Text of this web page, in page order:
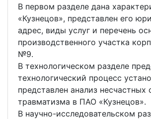
В первом разделе дана
«Кузнецов», представлен его
адрес, виды услуг и перечень
производственного участка
№9.
В технологическом разделе
технологический процесс
представлен анализ несчастных
травматизма в ПАО «Кузнецов».
В научно-исследовательском